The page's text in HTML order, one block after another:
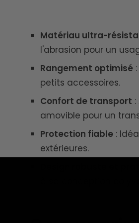
Matériau ultra-
l'abrasion pour un
Rangement optimisé:
petits accessoires.
Confort de transport
amovible pour un
Protection fiable:
extérieures.